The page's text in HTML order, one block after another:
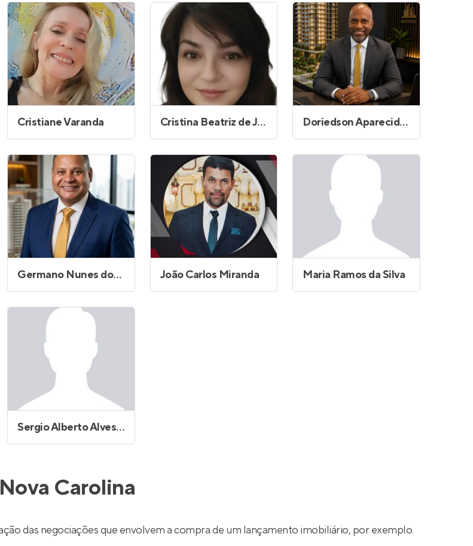
Entrar no Apto
Cristiane Varanda Cristina Beatriz de Jesus Oliveira Palacio Doriedson Aparecido Viana
Germano Nunes dos Santos João Carlos Miranda Maria Ramos da Silva
Sergio Alberto Alves de Souza
Carolina
das negociações que envolvem a compra de um lançamento imobiliário, por exemplo.